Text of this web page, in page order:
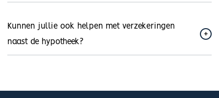
Kunnen jullie ook helpen met verzekeringen
naast de hypotheek?